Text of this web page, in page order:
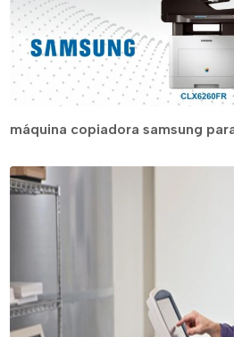
máquina copiadora samsung